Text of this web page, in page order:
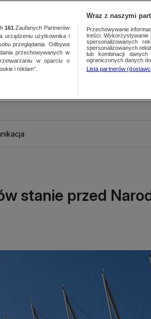
stanie przed
161 Zaufanych Partnerów
urządzeniu użytkownika i
przeglądania. Odbywa
przechowywanych w
w oparciu o
i reklam”.
Wraz z naszymi
Przechowywanie
treści. Wykorzystywanie
spersonalizowanych
spersonalizowanych
lub kombinacji
ograniczonych danych
Lista partnerów